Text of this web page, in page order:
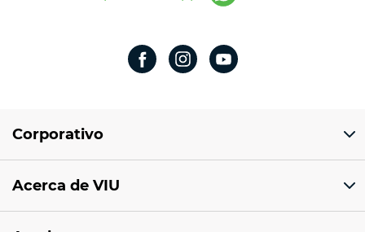
Corporativo
Av 18 de marzo # 309. Colonia la Nogalera.
México
Acerca de VIU